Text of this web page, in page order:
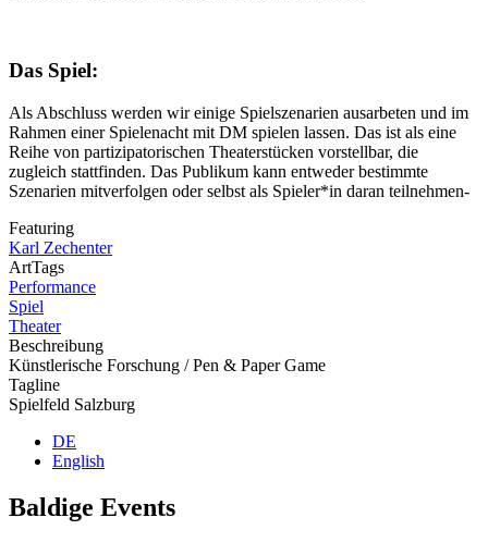
Das Spiel:
Als Abschluss werden wir einige Spielszenarien ausarbeten und im
Rahmen einer Spielenacht mit DM spielen lassen. Das ist als eine
Reihe von partizipatorischen Theaterstücken vorstellbar, die
zugleich stattfinden. Das Publikum kann entweder bestimmte
Szenarien mitverfolgen oder selbst als Spieler*in daran teilnehmen-
Featuring
Karl Zechenter
ArtTags
Performance
Spiel
Theater
Beschreibung
Künstlerische Forschung / Pen & Paper Game
Tagline
Spielfeld Salzburg
DE
English
Baldige Events